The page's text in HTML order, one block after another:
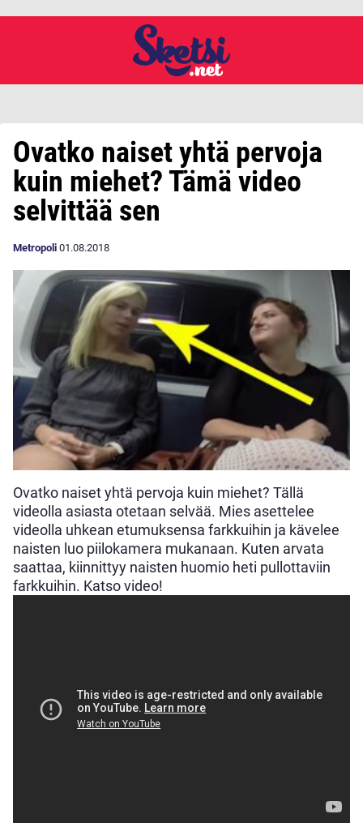
Ovatko naiset yhtä pervoja
kuin miehet? Tämä video
selvittää sen
Metropoli 01.08.2018
Ovatko naiset yhtä pervoja kuin miehet? Tällä
videolla asiasta otetaan selvää. Mies asettelee
videolla uhkean etumuksensa farkkuihin ja kävelee
naisten luo piilokamera mukanaan. Kuten arvata
saattaa, kiinnittyy naisten huomio heti pullottaviin
farkkuihin. Katso video!